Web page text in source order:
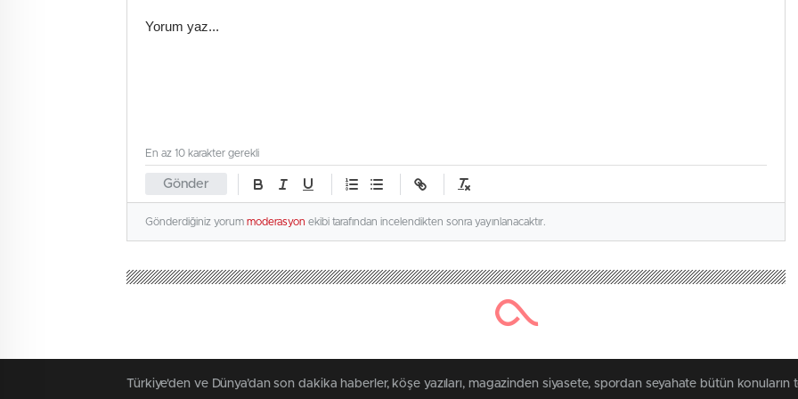
Gönder
En az 10 karakter gerekli
Gönderdiğiniz yorum moderasyon ekibi tarafından incelendikten sonra yayınlanacaktır.
Türkiye'den ve Dünya’dan son dakika haberler, köşe yazıları, magazinden siyasete, spordan seyahate bütün